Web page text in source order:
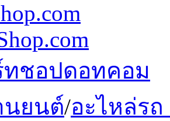
ทชอปดอทคอม
นยนต์/อะไหล่ร